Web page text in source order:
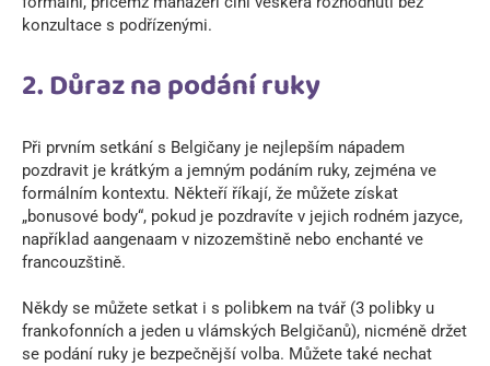
konzultace s podřízenými.
2. Důraz na podání ruky
Při prvním setkání s Belgičany je nejlepším nápadem
pozdravit je krátkým a jemným podáním ruky, zejména ve
formálním kontextu. Někteří říkají, že můžete získat
„bonusové body“, pokud je pozdravíte v jejich rodném jazyce,
například aangenaam v nizozemštině nebo enchanté ve
francouzštině.
Někdy se můžete setkat i s polibkem na tvář (3 polibky u
frankofonních a jeden u vlámských Belgičanů), nicméně držet
se podání ruky je bezpečnější volba. Můžete také nechat